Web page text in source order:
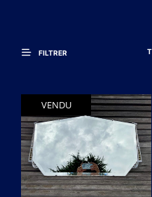
FILTRER
VENDU